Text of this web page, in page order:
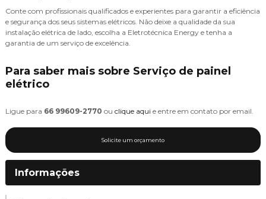
Conte com profissionais qualificados e experientes para garantir a eficiência
e segurança dos seus sistemas elétricos. Não deixe a qualidade da sua
instalação elétrica de lado, escolha a Eletrotécnica Energy e tenha a
garantia de um serviço de excelência.
Para saber mais sobre Serviço de painel
elétrico
Ligue para 66 99609-2770 ou clique aqui e entre em contato por email.
Solicite um orçamento
Informações